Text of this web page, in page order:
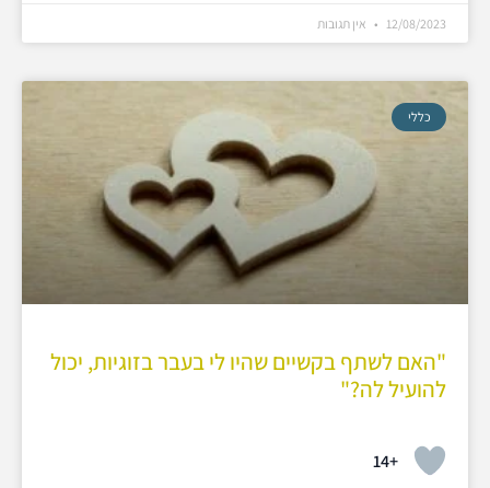
12/08/2023 אין תגובות
כללי
"האם לשתף בקשיים שהיו לי בעבר בזוגיות, יכול
להועיל לה?"
+14